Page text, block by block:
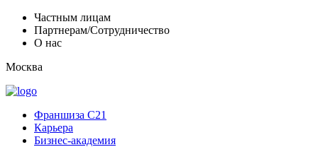
Частным лицам
Партнерам/Сотрудничество
О нас
Москва
Франшиза C21
Карьера
Бизнес-академия